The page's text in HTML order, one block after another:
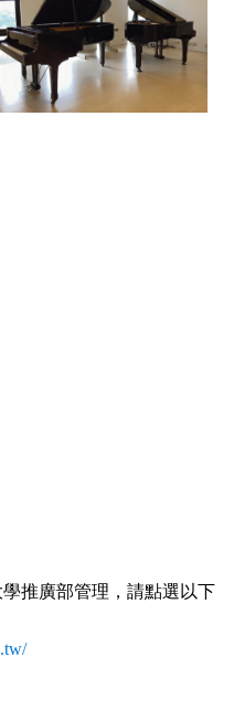
室
推廣部管理，請點選以下